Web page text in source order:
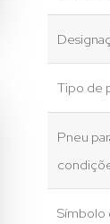
Tipo de
Pneu
Símbolo